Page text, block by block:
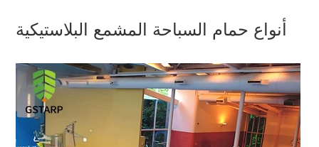
أنواع حمام السباحة المشمع البلاستيكية